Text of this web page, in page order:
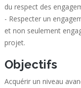
du respect des
- Respecter un
et non seulement
projet.
Objectifs
Acquérir un niveau